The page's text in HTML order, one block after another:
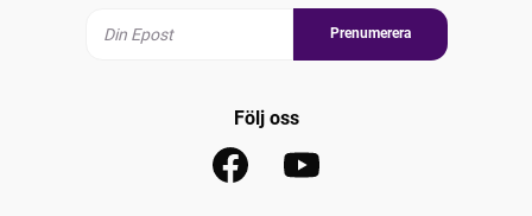
Prenumerera
Följ oss